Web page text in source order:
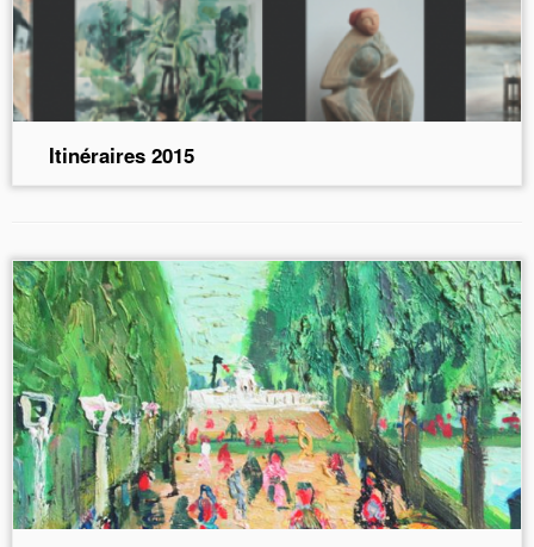
Itinéraires 2015